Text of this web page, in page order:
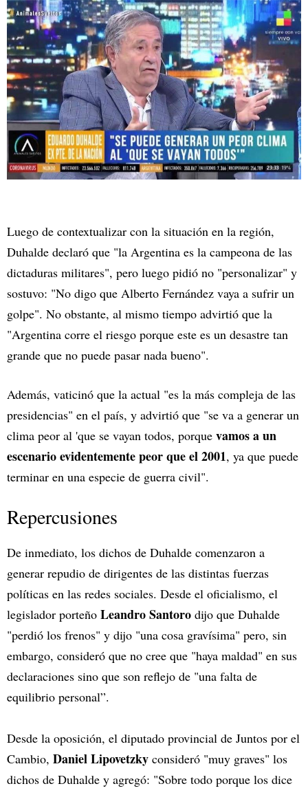
Luego de contextualizar con la situación en la región,
Duhalde declaró que "la Argentina es la campeona de las
dictaduras militares", pero luego pidió no "personalizar" y
sostuvo: "No digo que Alberto Fernández vaya a sufrir un
golpe". No obstante, al mismo tiempo advirtió que la
"Argentina corre el riesgo porque este es un desastre tan
grande que no puede pasar nada bueno".
Además, vaticinó que la actual "es la más compleja de las
presidencias" en el país, y advirtió que "se va a generar un
clima peor al 'que se vayan todos, porque vamos a un
escenario evidentemente peor que el 2001, ya que puede
terminar en una especie de guerra civil".
Repercusiones
De inmediato, los dichos de Duhalde comenzaron a
generar repudio de dirigentes de las distintas fuerzas
políticas en las redes sociales. Desde el oficialismo, el
legislador porteño Leandro Santoro dijo que Duhalde
"perdió los frenos" y dijo "una cosa gravísima" pero, sin
embargo, consideró que no cree que "haya maldad" en sus
declaraciones sino que son reflejo de "una falta de
equilibrio personal”.
Desde la oposición, el diputado provincial de Juntos por el
Cambio, Daniel Lipovetzky consideró "muy graves" los
dichos de Duhalde y agregó: "Sobre todo porque los dice